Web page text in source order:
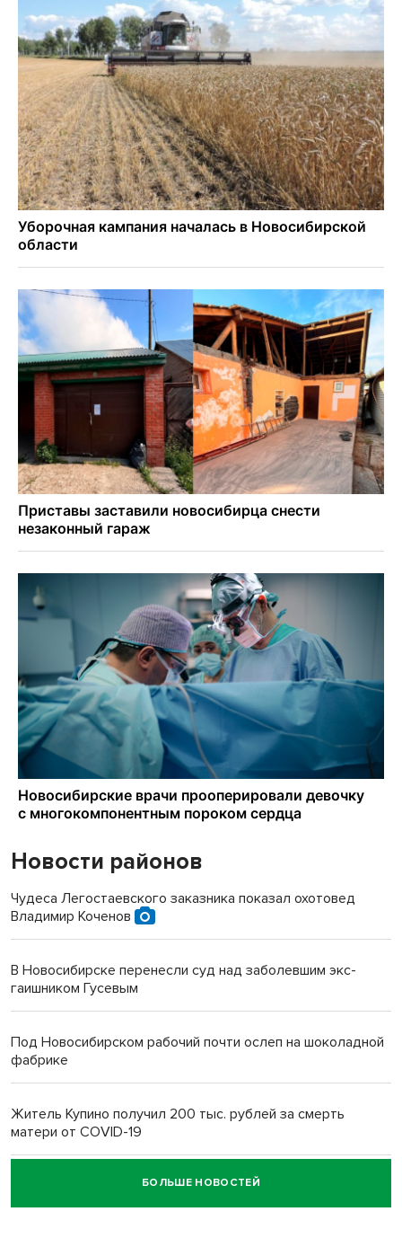
Новости районов
Чудеса Легостаевского заказника показал охотовед
Владимир Коченов
В Новосибирске перенесли суд над заболевшим экс-
гаишником Гусевым
Под Новосибирском рабочий почти ослеп на шоколадной
фабрике
Житель Купино получил 200 тыс. рублей за смерть
матери от COVID-19
Новосибирский суд наказал водителя за смерть
пенсионерки на вокзале
БОЛЬШЕ НОВОСТЕЙ